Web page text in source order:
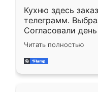
Кухню здесь
телеграмм.
Согласовали
недели кухня
довольны
мебель за
Читать полностью